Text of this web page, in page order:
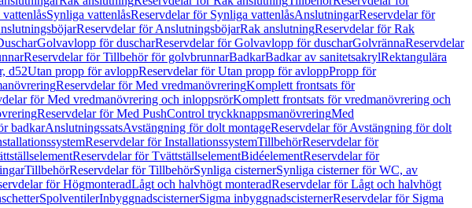
Synliga vattenlåsReservdelar för Synliga vattenlåsAnslutningarReservdelar för
Reservdelar för AnslutningsböjarRak anslutningReservdelar för Rak
Golvavlopp för duscharReservdelar för Golvavlopp för duscharGolvrännaReservdelar
Reservdelar för Tillbehör för golvbrunnarBadkarBadkar av sanitetsakrylRektangulära
d52Utan propp för avloppReservdelar för Utan propp för avloppPropp för
Reservdelar för Med vredmanövreringKomplett frontsats för
för Med vredmanövrering och inloppsrörKomplett frontsats för vredmanövrering och
Reservdelar för Med PushControl tryckknappsmanövreringMed
badkarAnslutningssatsAvstängning för dolt montageReservdelar för Avstängning för dolt
Reservdelar för InstallationssystemTillbehörReservdelar för
Reservdelar för TvättställselementBidéelementReservdelar för
TillbehörReservdelar för TillbehörSynliga cisternerSynliga cisterner för WC, av
för HögmonteradLågt och halvhögt monteradReservdelar för Lågt och halvhögt
SpolventilerInbyggnadscisternerSigma inbyggnadscisternerReservdelar för Sigma